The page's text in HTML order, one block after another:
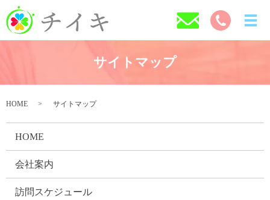
サイトマップ
HOME サイトマップ
HOME
会社案内
訪問スケジュール